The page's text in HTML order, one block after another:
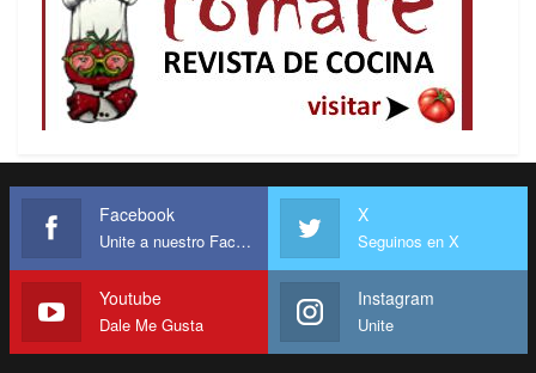
Facebook
Unite a nuestro Facebook
X
Seguinos en X
Youtube
Dale Me Gusta
Instagram
Unite